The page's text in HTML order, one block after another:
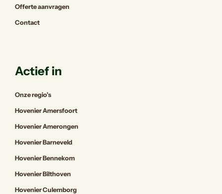
Offerte aanvragen
Contact
Actief in
Onze regio’s
Hovenier Amersfoort
Hovenier Amerongen
Hovenier Barneveld
Hovenier Bennekom
Hovenier Bilthoven
Hovenier Culemborg